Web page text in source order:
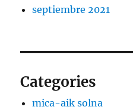
septiembre 2021
Categories
mica-aik solna